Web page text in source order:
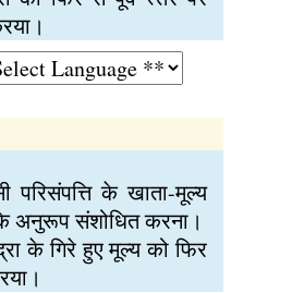
के खाता-मूल्य
अनुरूप संशोधित करना।
के गिरे हुए मूल्य को फिर